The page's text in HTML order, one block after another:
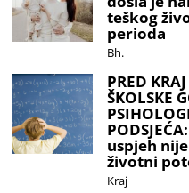
IZAŠAO JE NOVI MAGAZIN!
teškog
perioda
Bh.
PRED KRAJ
ŠKOLSKE
uspjeh
životni
Kraj